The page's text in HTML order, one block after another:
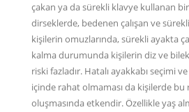
çakan ya da sürekli klavye kullanan
dirseklerde, bedenen çalışan ve
kişilerin omuzlarında, sürekli ayakta
kalma durumunda kişilerin diz ve
riski fazladır. Hatalı ayakkabı seçimi
içinde rahat olmaması da kişilerde bu
oluşmasında etkendir. Özellikle yaş